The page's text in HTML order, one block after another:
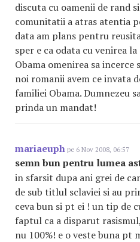
discuta cu oamenii de rand
comunitatii a atras atentia
data am plans pentru
sper e ca odata cu venirea
Obama omenirea sa incerce
noi romanii avem ce invata
familiei Obama. Dumnezeu
prinda un mandat!
mariaeuph pe 6 Nov 2008, 06:57
semn bun pentru lumea
in sfarsit dupa ani grei de
de sub titlul sclaviei si au
ceva bun si pt ei ! un tip de
faptul ca a disparut
nu 100%! e o veste buna pt